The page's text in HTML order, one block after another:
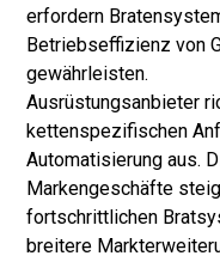
erfordern
Betriebseffizienz von
gewährleisten.
Ausrüstungsanbieter
kettenspezifischen
Automatisierung aus.
Markengeschäfte
fortschrittlichen
breitere